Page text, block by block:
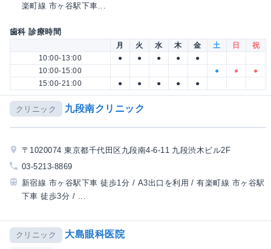
楽町線 市ヶ谷駅下車...
歯科 診療時間
月 火 水 木 金 土 日
祝
10:00-13:00
● ● ● ●
●
10:00-15:00
● ●
●
15:00-21:00
● ● ● ● ●
クリニック 九段南クリニック
〒1020074 東京都千代田区九段南4-6-11 九段渋木ビル2F
03-5213-8869
新宿線 市ヶ谷駅下車 徒歩1分 / A3出口を利用 / 有楽町線 市ヶ谷駅
下車 徒歩3分 / ...
クリニック 大島眼科医院